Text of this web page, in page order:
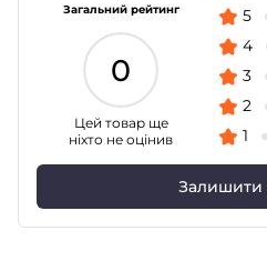
Загальний рейтинг
0
Цей товар ще
ніхто не оцінив
5
4
3
2
1
Залишити